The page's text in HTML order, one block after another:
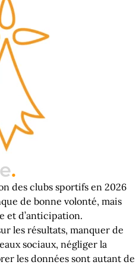
.
des clubs sportifs en 2026
de bonne volonté, mais
et d’anticipation.
les résultats, manquer de
sociaux, négliger la
les données sont autant de